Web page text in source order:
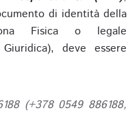
di identità della
Fisica o legale
deve essere
(+378 0549 886188,